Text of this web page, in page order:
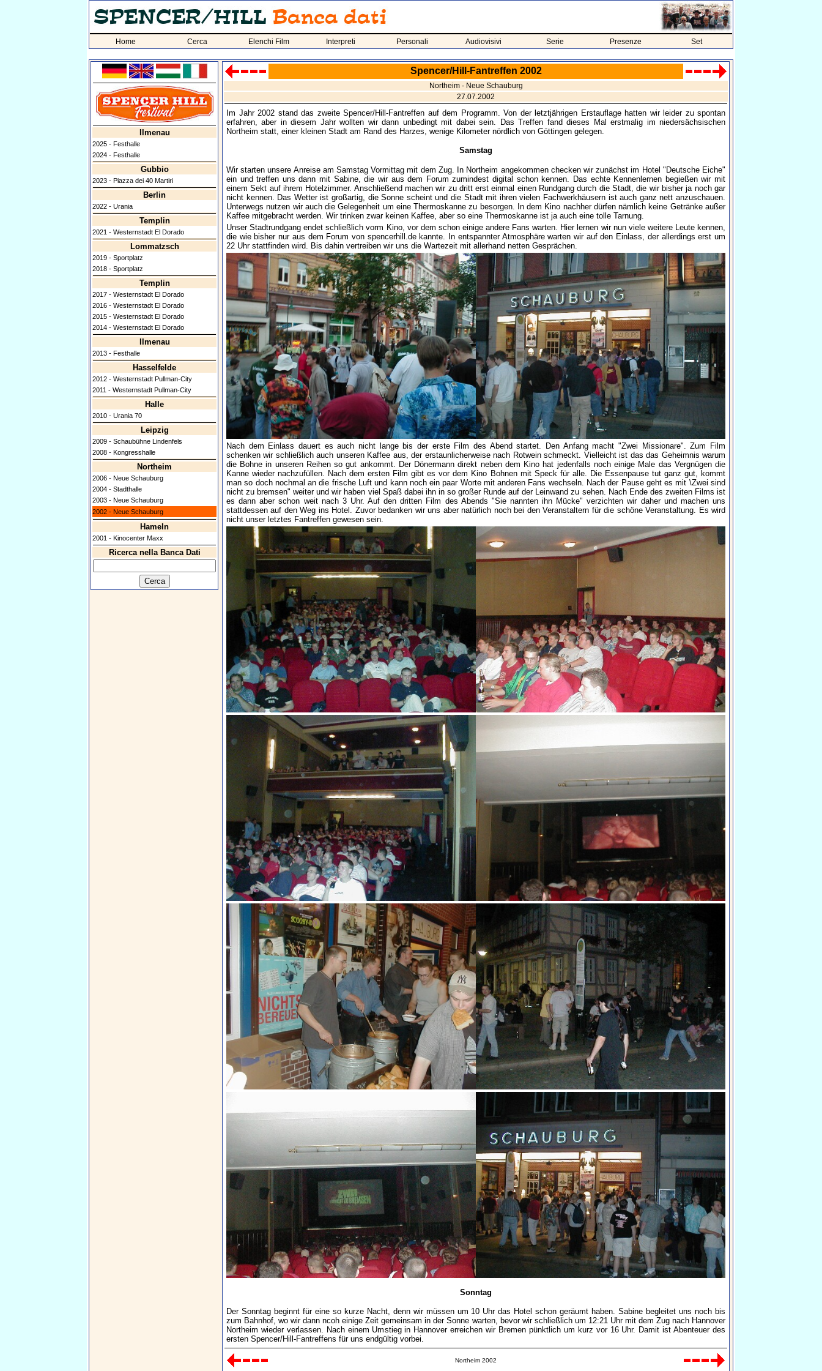
Home Cerca Elenchi Film Interpreti Personali Audiovisivi Serie Presenze Set
Ilmenau
2025 - Festhalle
2024 - Festhalle
Gubbio
2023 - Piazza dei 40 Martiri
Berlin
2022 - Urania
Templin
2021 - Westernstadt El Dorado
Lommatzsch
2019 - Sportplatz
2018 - Sportplatz
Templin
2017 - Westernstadt El Dorado
2016 - Westernstadt El Dorado
2015 - Westernstadt El Dorado
2014 - Westernstadt El Dorado
Ilmenau
2013 - Festhalle
Hasselfelde
2012 - Westernstadt Pullman-City
2011 - Westernstadt Pullman-City
Halle
2010 - Urania 70
Leipzig
2009 - Schaubühne Lindenfels
2008 - Kongresshalle
Northeim
2006 - Neue Schauburg
2004 - Stadthalle
2003 - Neue Schauburg
2002 - Neue Schauburg
Hameln
2001 - Kinocenter Maxx
Ricerca nella Banca Dati
Spencer/Hill-Fantreffen 2002
Northeim - Neue Schauburg
27.07.2002
Im Jahr 2002 stand das zweite Spencer/Hill-Fantreffen auf dem Programm. Von der letztjährigen Erstauflage hatten wir leider zu spontan
erfahren, aber in diesem Jahr wollten wir dann unbedingt mit dabei sein. Das Treffen fand dieses Mal erstmalig im niedersächsischen
Northeim statt, einer kleinen Stadt am Rand des Harzes, wenige Kilometer nördlich von Göttingen gelegen.
Samstag
Wir starten unsere Anreise am Samstag Vormittag mit dem Zug. In Northeim angekommen checken wir zunächst im Hotel "Deutsche Eiche"
ein und treffen uns dann mit Sabine, die wir aus dem Forum zumindest digital schon kennen. Das echte Kennenlernen begießen wir mit
einem Sekt auf ihrem Hotelzimmer. Anschließend machen wir zu dritt erst einmal einen Rundgang durch die Stadt, die wir bisher ja noch gar
nicht kennen. Das Wetter ist großartig, die Sonne scheint und die Stadt mit ihren vielen Fachwerkhäusern ist auch ganz nett anzuschauen.
Unterwegs nutzen wir auch die Gelegenheit um eine Thermoskanne zu besorgen. In dem Kino nachher dürfen nämlich keine Getränke außer
Kaffee mitgebracht werden. Wir trinken zwar keinen Kaffee, aber so eine Thermoskanne ist ja auch eine tolle Tarnung.
Unser Stadtrundgang endet schließlich vorm Kino, vor dem schon einige andere Fans warten. Hier lernen wir nun viele weitere Leute kennen,
die wie bisher nur aus dem Forum von spencerhill.de kannte. In entspannter Atmosphäre warten wir auf den Einlass, der allerdings erst um
22 Uhr stattfinden wird. Bis dahin vertreiben wir uns die Wartezeit mit allerhand netten Gesprächen.
Nach dem Einlass dauert es auch nicht lange bis der erste Film des Abend startet. Den Anfang macht "Zwei Missionare". Zum Film
schenken wir schließlich auch unseren Kaffee aus, der erstaunlicherweise nach Rotwein schmeckt. Vielleicht ist das das Geheimnis warum
die Bohne in unseren Reihen so gut ankommt. Der Dönermann direkt neben dem Kino hat jedenfalls noch einige Male das Vergnügen die
Kanne wieder nachzufüllen. Nach dem ersten Film gibt es vor dem Kino Bohnen mit Speck für alle. Die Essenpause tut ganz gut, kommt
man so doch nochmal an die frische Luft und kann noch ein paar Worte mit anderen Fans wechseln. Nach der Pause geht es mit \Zwei sind
nicht zu bremsen" weiter und wir haben viel Spaß dabei ihn in so großer Runde auf der Leinwand zu sehen. Nach Ende des zweiten Films ist
es dann aber schon weit nach 3 Uhr. Auf den dritten Film des Abends "Sie nannten ihn Mücke" verzichten wir daher und machen uns
stattdessen auf den Weg ins Hotel. Zuvor bedanken wir uns aber natürlich noch bei den Veranstaltern für die schöne Veranstaltung. Es wird
nicht unser letztes Fantreffen gewesen sein.
Sonntag
Der Sonntag beginnt für eine so kurze Nacht, denn wir müssen um 10 Uhr das Hotel schon geräumt haben. Sabine begleitet uns noch bis
zum Bahnhof, wo wir dann ncoh einige Zeit gemeinsam in der Sonne warten, bevor wir schließlich um 12:21 Uhr mit dem Zug nach Hannover
Northeim wieder verlassen. Nach einem Umstieg in Hannover erreichen wir Bremen pünktlich um kurz vor 16 Uhr. Damit ist Abenteuer des
ersten Spencer/Hill-Fantreffens für uns endgültig vorbei.
Northeim 2002